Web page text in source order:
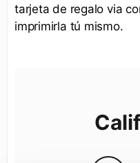
tarjeta de regalo via
imprimirla tú mismo.